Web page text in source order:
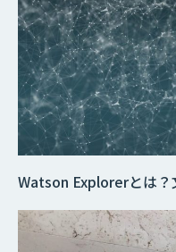
Watson Explorerとは？